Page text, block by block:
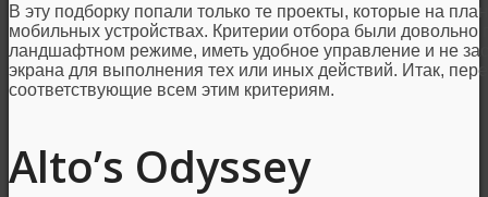
В эту подборку попали только те проекты, которые на
мобильных устройствах. Критерии отбора были довольно
ландшафтном режиме, иметь удобное управление и не
экрана для выполнения тех или иных действий. Итак,
соответствующие всем этим критериям.
Alto’s Odyssey